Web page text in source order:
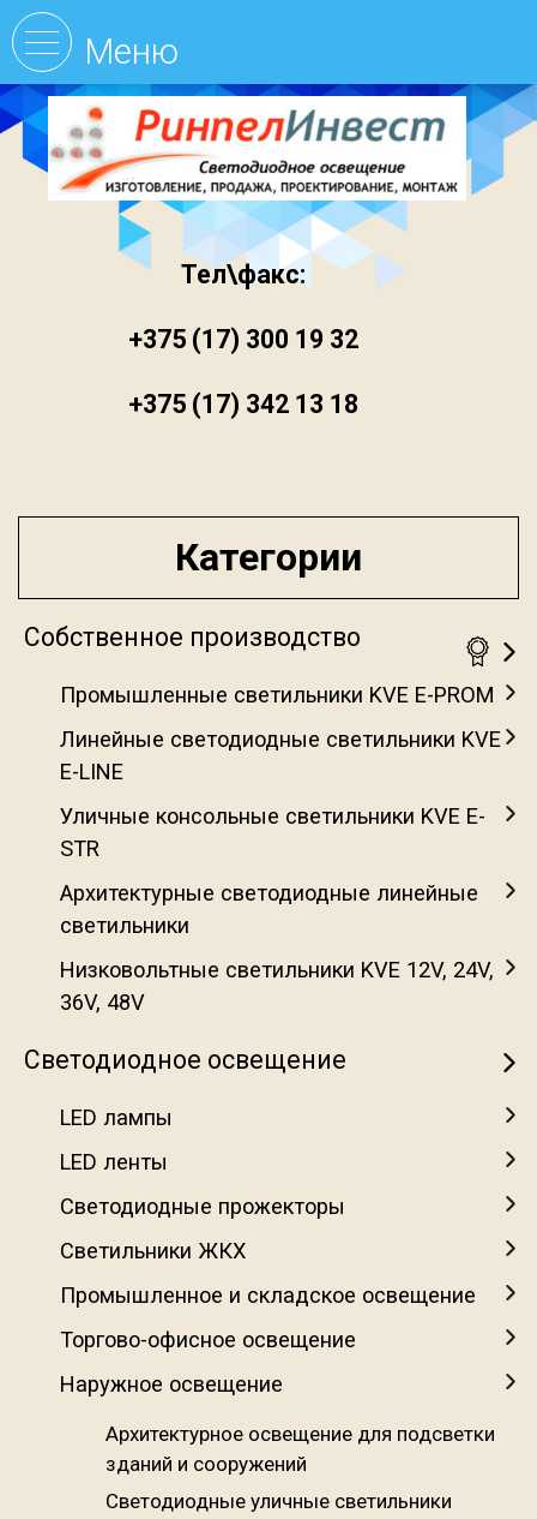
Тел\факс:
+375 (17) 300 19 32
+375 (17) 342 13 18
Категории
Собственное производство
Промышленные светильники KVE E-PROM
Линейные светодиодные светильники KVE
E-LINE
Уличные консольные светильники KVE E-
STR
Архитектурные светодиодные линейные
светильники
Низковольтные светильники KVE 12V, 24V,
36V, 48V
Светодиодное освещение
LED лампы
LED ленты
Светодиодные прожекторы
Светильники ЖКХ
Промышленное и складское освещение
Торгово-офисное освещение
Наружное освещение
Архитектурное освещение для подсветки
зданий и сооружений
Светодиодные уличные светильники